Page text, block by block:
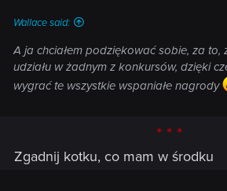
Wallace said:
A ja chciałem podziękować sobie, za to,
udziału w żadnym z konkursów, dzięki
wygrać te wszystkie wspaniałe nagrody
* * *
Zgadnij kotku, co mam w środku